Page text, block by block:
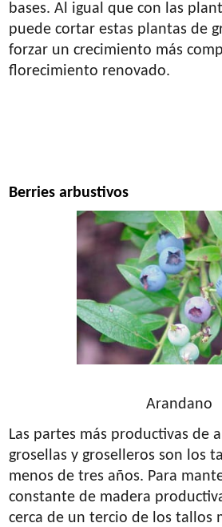
bases. Al igual que con las
puede cortar estas plantas de
forzar un crecimiento más
florecimiento renovado.
Berries arbustivos
Arandano
Las partes más productivas de
grosellas y groselleros son los
menos de tres años. Para
constante de madera
cerca de un tercio de los tallos